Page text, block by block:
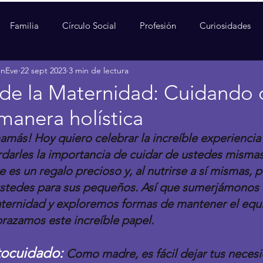
Familia Círculo Social Profesión Curiosidades
la Maternidad: Cuidando
holística
22 sept 2023 3 min de lectura
Hoy quiero celebrar la increíble
la importancia de cuidar de ustedes
es un regalo precioso y, al nutrirse a sí mismas,
para sus pequeños. Así que
y exploremos formas de mantener el
este increíble papel.
Como madre, es fácil dejar tus